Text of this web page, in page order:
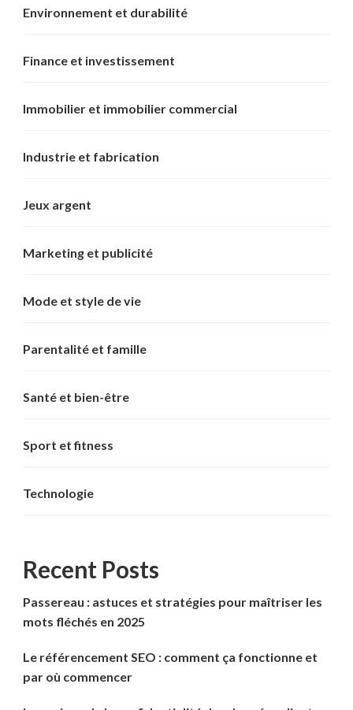
Environnement et durabilité
Finance et investissement
Immobilier et immobilier commercial
Industrie et fabrication
Jeux argent
Marketing et publicité
Mode et style de vie
Parentalité et famille
Santé et bien-être
Sport et fitness
Technologie
Recent Posts
Passereau : astuces et stratégies pour maîtriser les
mots fléchés en 2025
Le référencement SEO : comment ça fonctionne et
par où commencer